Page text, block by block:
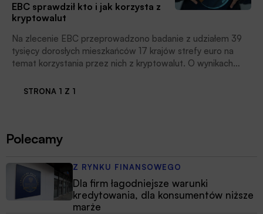
EBC sprawdził kto i jak korzysta z
kryptowalut
Na zlecenie EBC przeprowadzono badanie z udziałem 39
tysięcy dorosłych mieszkańców 17 krajów strefy euro na
temat korzystania przez nich z kryptowalut. O wynikach
STRONA 1 Z 1
Polecamy
Z RYNKU FINANSOWEGO
Dla firm łagodniejsze warunki
kredytowania, dla konsumentów niższe
marże